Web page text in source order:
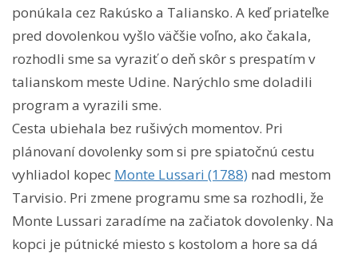
ponúkala cez Rakúsko a Taliansko. A keď priateľke
pred dovolenkou vyšlo väčšie voľno, ako čakala,
rozhodli sme sa vyraziť o deň skôr s prespatím v
talianskom meste Udine. Narýchlo sme doladili
program a vyrazili sme.
Cesta ubiehala bez rušivých momentov. Pri
plánovaní dovolenky som si pre spiatočnú cestu
vyhliadol kopec Monte Lussari (1788) nad mestom
Tarvisio. Pri zmene programu sme sa rozhodli, že
Monte Lussari zaradíme na začiatok dovolenky. Na
kopci je pútnické miesto s kostolom a hore sa dá